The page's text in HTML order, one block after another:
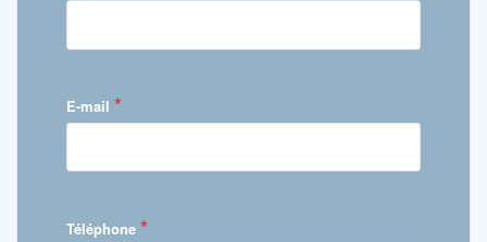
E-mail *
Téléphone *